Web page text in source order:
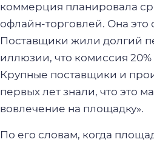
коммерция планировала
офлайн-торговлей. Она это
Поставщики жили долгий
иллюзии, что комиссия 20%
Крупные поставщики и
первых лет знали, что это
вовлечение на площадку».
По его словам, когда